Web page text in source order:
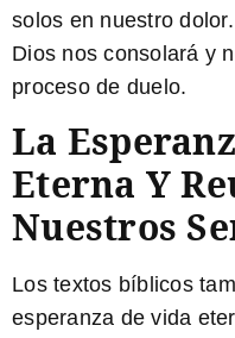
solos en nuestro
Dios nos consolará y
proceso de duelo.
La
Eterna Y
Nuestros
Los textos bíblicos
esperanza de vida